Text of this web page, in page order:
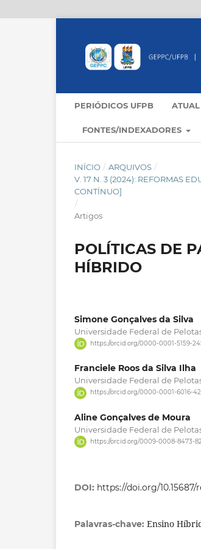
PERIÓDICOS UFPB ATUAL
FONTES/INDEXADORES
INÍCIO / ARQUIVOS /
V. 17 N. 3 (2024): REFORMAS
CONTÍNUO]
/
Artigos
POLÍTICAS DE
HÍBRIDO
Simone Gonçalves da Silva
Universidade Federal de
https://orcid.org/0000-0001-5159-
Franciele Roos da Silva Ilha
Universidade Federal de
https://orcid.org/0000-0001-6016-
Aline Gonçalves de Moura
Universidade Federal de
https://orcid.org/0009-0008-8473-
DOI: https://doi.org/10.15687/
Palavras-chave: Ensino